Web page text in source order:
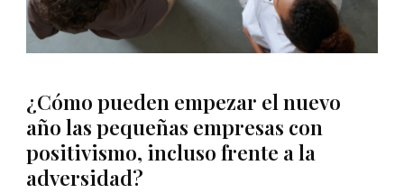
¿Cómo pueden empezar el nuevo
año las pequeñas empresas con
positivismo, incluso frente a la
adversidad?